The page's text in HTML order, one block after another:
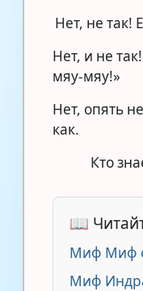
Нет, не так!
Нет, и не
мяу-мяу!»
Нет, опять
как.
Кто
📖
Миф Миф
Миф